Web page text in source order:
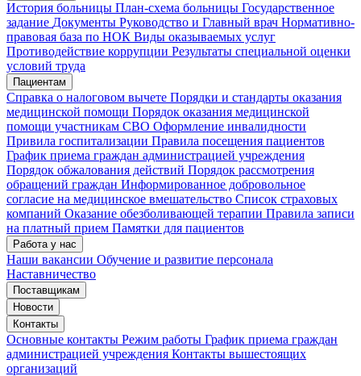
История больницы План-схема больницы Государственное
задание Документы Руководство и Главный врач Нормативно-
правовая база по НОК Виды оказываемых услуг
Противодействие коррупции Результаты специальной оценки
условий труда
Пациентам
Справка о налоговом вычете Порядки и стандарты оказания
медицинской помощи Порядок оказания медицинской
помощи участникам СВО Оформление инвалидности
Привила госпитализации Правила посещения пациентов
График приема граждан администрацией учреждения
Порядок обжалования действий Порядок рассмотрения
обращений граждан Информированное добровольное
согласие на медицинское вмешательство Список страховых
компаний Оказание обезболивающей терапии Правила записи
на платный прием Памятки для пациентов
Работа у нас
Наши вакансии Обучение и развитие персонала
Наставничество
Поставщикам
Новости
Контакты
Основные контакты Режим работы График приема граждан
администрацией учреждения Контакты вышестоящих
организаций